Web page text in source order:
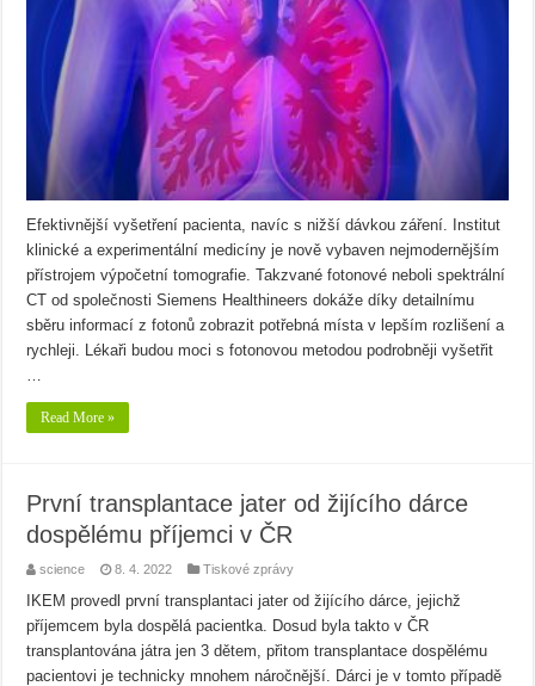
Efektivnější vyšetření pacienta, navíc s nižší dávkou záření. Institut
klinické a experimentální medicíny je nově vybaven nejmodernějším
přístrojem výpočetní tomografie. Takzvané fotonové neboli spektrální
CT od společnosti Siemens Healthineers dokáže díky detailnímu
sběru informací z fotonů zobrazit potřebná místa v lepším rozlišení a
rychleji. Lékaři budou moci s fotonovou metodou podrobněji vyšetřit
Read More »
První transplantace jater od žijícího dárce
dospělému příjemci v ČR
science 8. 4. 2022 Tiskové zprávy
IKEM provedl první transplantaci jater od žijícího dárce, jejichž
příjemcem byla dospělá pacientka. Dosud byla takto v ČR
transplantována játra jen 3 dětem, přitom transplantace dospělému
pacientovi je technicky mnohem náročnější. Dárci je v tomto případě